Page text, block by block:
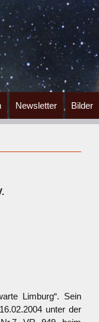
Newsletter Bilder
.
Limburg“. Sein
unter der